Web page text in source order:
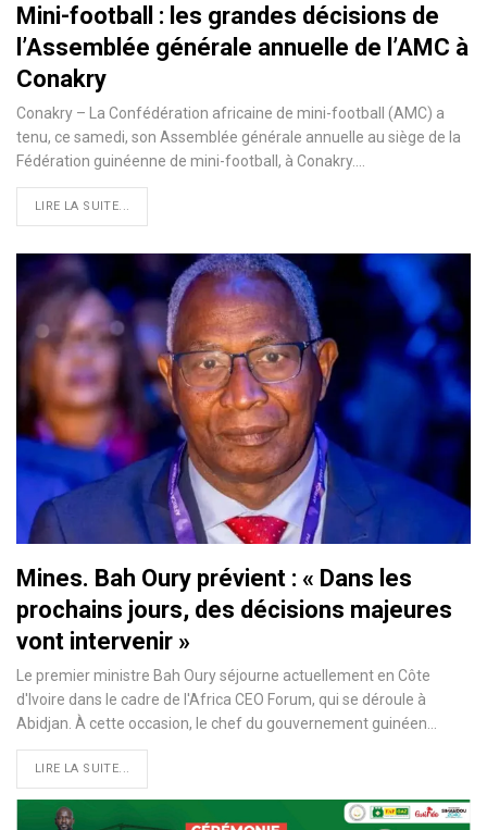
Mini-football : les grandes décisions de
l’Assemblée générale annuelle de l’AMC à
Conakry
Conakry – La Confédération africaine de mini-football (AMC) a
tenu, ce samedi, son Assemblée générale annuelle au siège de la
Fédération guinéenne de mini-football, à Conakry.…
LIRE LA SUITE...
Mines. Bah Oury prévient : « Dans les
prochains jours, des décisions majeures
vont intervenir »
Le premier ministre Bah Oury séjourne actuellement en Côte
d'Ivoire dans le cadre de l'Africa CEO Forum, qui se déroule à
Abidjan. À cette occasion, le chef du gouvernement guinéen…
LIRE LA SUITE...